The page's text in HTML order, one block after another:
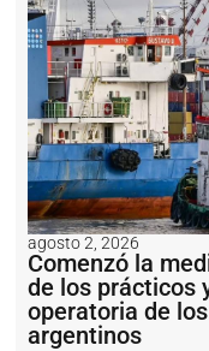
agosto 2, 2026
Comenzó la
de los prácticos
operatoria de
argentinos